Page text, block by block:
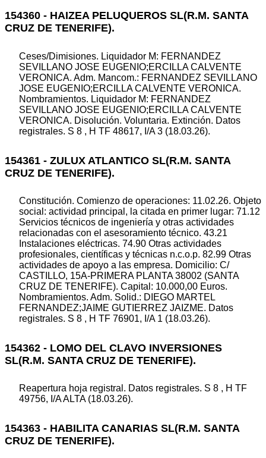
154360 - HAIZEA PELUQUEROS SL(R.M. SANTA
CRUZ DE TENERIFE).
Ceses/Dimisiones. Liquidador M: FERNANDEZ
SEVILLANO JOSE EUGENIO;ERCILLA CALVENTE
VERONICA. Adm. Mancom.: FERNANDEZ SEVILLANO
JOSE EUGENIO;ERCILLA CALVENTE VERONICA.
Nombramientos. Liquidador M: FERNANDEZ
SEVILLANO JOSE EUGENIO;ERCILLA CALVENTE
VERONICA. Disolución. Voluntaria. Extinción. Datos
registrales. S 8 , H TF 48617, I/A 3 (18.03.26).
154361 - ZULUX ATLANTICO SL(R.M. SANTA
CRUZ DE TENERIFE).
Constitución. Comienzo de operaciones: 11.02.26. Objeto
social: actividad principal, la citada en primer lugar: 71.12
Servicios técnicos de ingeniería y otras actividades
relacionadas con el asesoramiento técnico. 43.21
Instalaciones eléctricas. 74.90 Otras actividades
profesionales, científicas y técnicas n.c.o.p. 82.99 Otras
actividades de apoyo a las empresa. Domicilio: C/
CASTILLO, 15A-PRIMERA PLANTA 38002 (SANTA
CRUZ DE TENERIFE). Capital: 10.000,00 Euros.
Nombramientos. Adm. Solid.: DIEGO MARTEL
FERNANDEZ;JAIME GUTIERREZ JAIZME. Datos
registrales. S 8 , H TF 76901, I/A 1 (18.03.26).
154362 - LOMO DEL CLAVO INVERSIONES
SL(R.M. SANTA CRUZ DE TENERIFE).
Reapertura hoja registral. Datos registrales. S 8 , H TF
49756, I/A ALTA (18.03.26).
154363 - HABILITA CANARIAS SL(R.M. SANTA
CRUZ DE TENERIFE).